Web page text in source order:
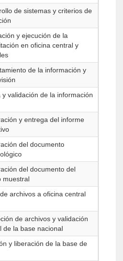
de sistemas y criterios de
y ejecución de la
en oficina central y
de la información y
y validación de la información
y entrega del informe
del documento
del documento del
muestral
archivos a oficina central
de archivos y validación
de la base nacional
y liberación de la base de